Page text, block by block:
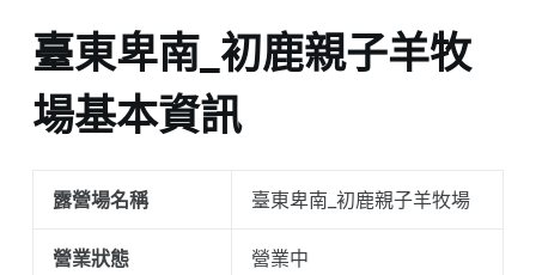
臺東卑南_初鹿親子羊牧
場基本資訊
露營場名稱 臺東卑南_初鹿親子羊牧場
營業狀態 營業中